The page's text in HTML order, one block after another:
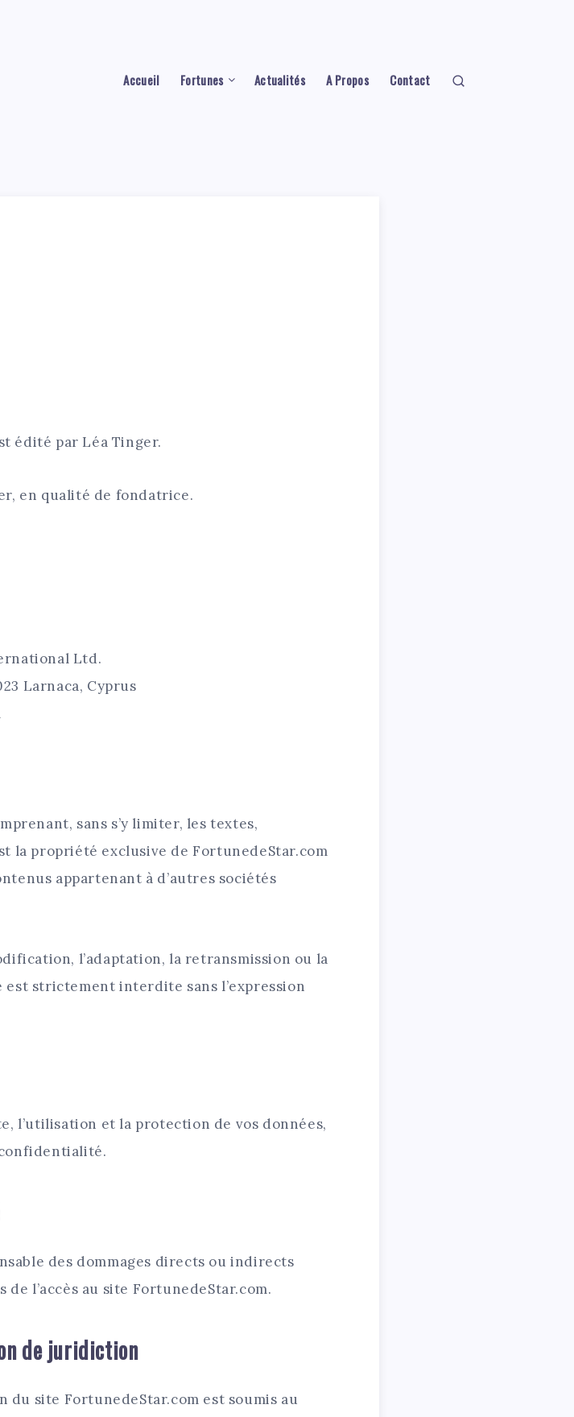
Accueil Fortunes Actualités A Propos Contact
édité par Léa Tinger.
en qualité de fondatrice.
Ltd.
Larnaca, Cyprus
sans s’y limiter, les textes,
la propriété exclusive de FortunedeStar.com
appartenant à d’autres sociétés
l’adaptation, la retransmission ou la
strictement interdite sans l’expression
l’utilisation et la protection de vos données,
des dommages directs ou indirects
l’accès au site FortunedeStar.com.
de juridiction
site FortunedeStar.com est soumis au